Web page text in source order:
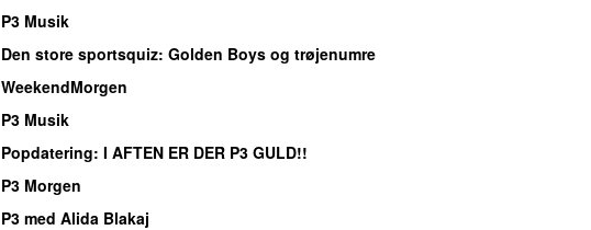
P3 Musik
Den store sportsquiz: Golden Boys og trøjenumre
WeekendMorgen
P3 Musik
Popdatering: I AFTEN ER DER P3 GULD!!
P3 Morgen
P3 med Alida Blakaj